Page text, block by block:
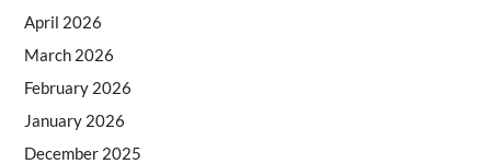
April 2026
March 2026
February 2026
January 2026
December 2025